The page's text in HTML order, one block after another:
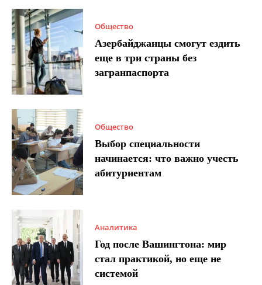
Общество
Азербайджанцы смогут ездить
еще в три страны без
загранпаспорта
Общество
Выбор специальности
начинается: что важно учесть
абитуриентам
Аналитика
Год после Вашингтона: мир
стал практикой, но еще не
системой